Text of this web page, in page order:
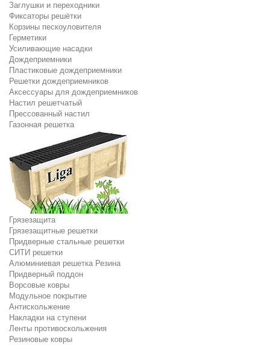
Заглушки и переходники
Фиксаторы решётки
Корзины пескоуловителя
Герметики
Усиливающие насадки
Дождеприемники
Пластиковые дождеприемники
Решетки дождеприемников
Аксессуары для дождеприемников
Настил решетчатый
Прессованный настил
Газонная решетка
Грязезащита
Грязезащитные решетки
Придверные стальные решетки
СИТИ решетки
Алюминиевая решетка Резина
Придверный поддон
Ворсовые ковры
Модульное покрытие
Антискольжение
Накладки на ступени
Ленты противоскольжения
Резиновые ковры